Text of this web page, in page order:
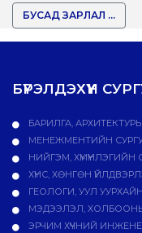
БУСАД ЗАРЛАЛ ...
БҮРЭЛДЭХҮҮН
БАРИЛГА,
МЕНЕЖМЕНТИЙН
НИЙГЭМ, ХҮМҮҮНЛЭГИЙН
ХҮНС, ХӨНГӨН
ГЕОЛОГИ, УУЛ
МЭДЭЭЛЭЛ,
ЭРЧИМ ХҮЧНИЙ